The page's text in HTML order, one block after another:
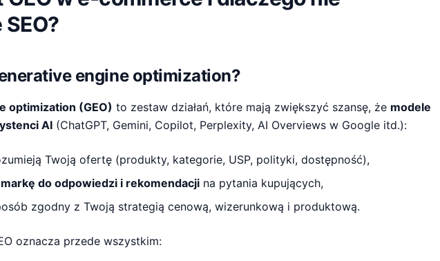
engine optimization?
optimization (GEO) to zestaw działań, które mają zwiększyć szansę, że modele
AI (ChatGPT, Gemini, Copilot, Perplexity, AI Overviews w Google itd.):
Twoją ofertę (produkty, kategorie, USP, polityki, dostępność),
markę do odpowiedzi i rekomendacji na pytania kupujących,
zgodny z Twoją strategią cenową, wizerunkową i produktową.
oznacza przede wszystkim: